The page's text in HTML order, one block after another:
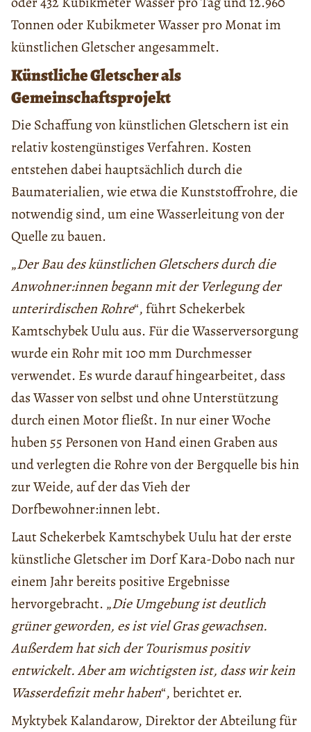
Tonnen oder Kubikmeter Wasser pro Monat im
künstlichen Gletscher angesammelt.
Künstliche Gletscher als
Gemeinschaftsprojekt
Die Schaffung von künstlichen Gletschern ist ein
relativ kostengünstiges Verfahren. Kosten
entstehen dabei hauptsächlich durch die
Baumaterialien, wie etwa die Kunststoffrohre, die
notwendig sind, um eine Wasserleitung von der
Quelle zu bauen.
„Der Bau des künstlichen Gletschers durch die
Anwohner:innen begann mit der Verlegung der
unterirdischen Rohre“, führt Schekerbek
Kamtschybek Uulu aus. Für die Wasserversorgung
wurde ein Rohr mit 100 mm Durchmesser
verwendet. Es wurde darauf hingearbeitet, dass
das Wasser von selbst und ohne Unterstützung
durch einen Motor fließt. In nur einer Woche
huben 55 Personen von Hand einen Graben aus
und verlegten die Rohre von der Bergquelle bis hin
zur Weide, auf der das Vieh der
Dorfbewohner:innen lebt.
Laut Schekerbek Kamtschybek Uulu hat der erste
künstliche Gletscher im Dorf Kara-Dobo nach nur
einem Jahr bereits positive Ergebnisse
hervorgebracht. „Die Umgebung ist deutlich
grüner geworden, es ist viel Gras gewachsen.
Außerdem hat sich der Tourismus positiv
entwickelt. Aber am wichtigsten ist, dass wir kein
Wasserdefizit mehr haben“, berichtet er.
Myktybek Kalandarow, Direktor der Abteilung für